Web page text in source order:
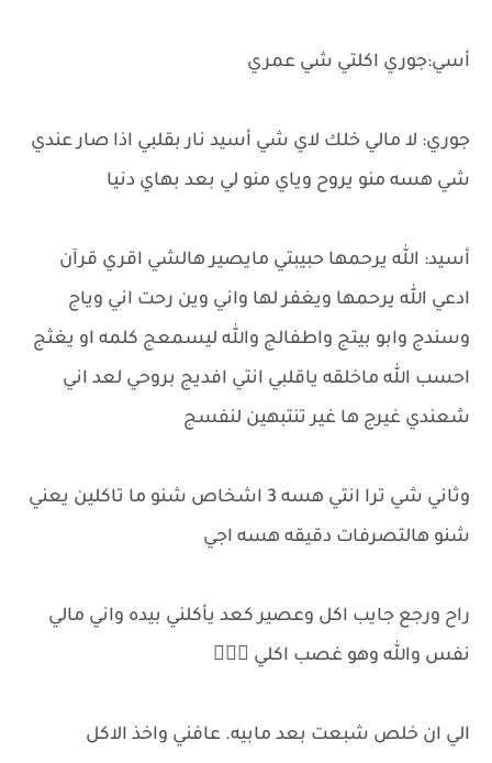
أسي:جوري اكلتي شي عمري
جوري: لا مالي خلك لاي شي أسيد نار بقلبي اذا صار عندي
شي هسه منو يروح وياي منو لي بعد بهاي دنيا
أسيد: الله يرحمها حبيبتي مايصير هالشي اقري قرآن
ادعي الله يرحمها ويغفر لها واني وين رحت اني وياج
وسندج وابو بيتج واطفالج والله ليسمعج كلمه او يغثج
احسب الله ماخلقه ياقلبي انتي افديج بروحي لعد اني
شعندي غيرج ها غير تنتبهين لنفسج
وثاني شي ترا انتي هسه 3 اشخاص شنو ما تاكلين يعني
شنو هالتصرفات دقيقه هسه اجي
راح ورجع جايب اكل وعصير كعد يأكلني بيده واني مالي
نفس والله وهو غصب اكلي 🤦🏼‍♀️
الي ان خلص شبعت بعد مابيه. عافني واخذ الاكل